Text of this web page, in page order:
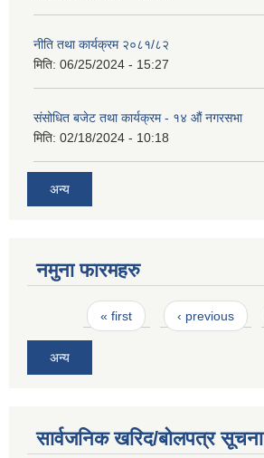
नीति तथा कार्यक्रम २०८१/८२
मिति: 06/25/2024 - 15:27
संसोधित बजेट तथा कार्यक्रम - १४ औं नगरसभा
मिति: 02/18/2024 - 10:18
अन्य
नमुना फारमहरु
Pages« first ‹ previous
अन्य
सार्वजनिक खरिद/बोलपत्र सूचना